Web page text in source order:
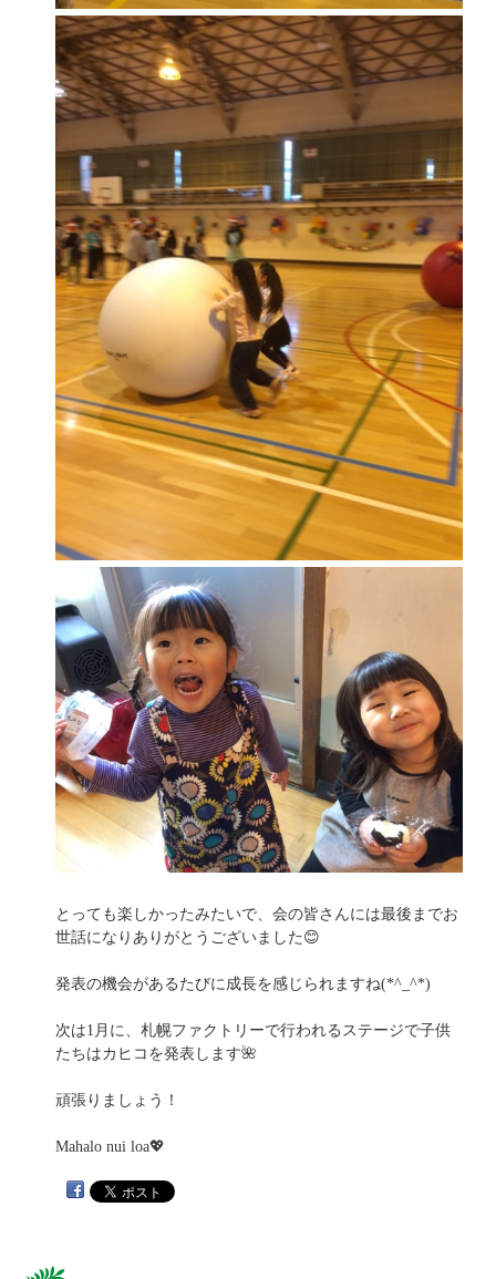
とっても楽しかったみたいで、会の皆さんには最後までお
世話になりありがとうございました😊
発表の機会があるたびに成長を感じられますね(*^_^*)
次は1月に、札幌ファクトリーで行われるステージで子供
たちはカヒコを発表します🌺
頑張りましょう！
Mahalo nui loa💖